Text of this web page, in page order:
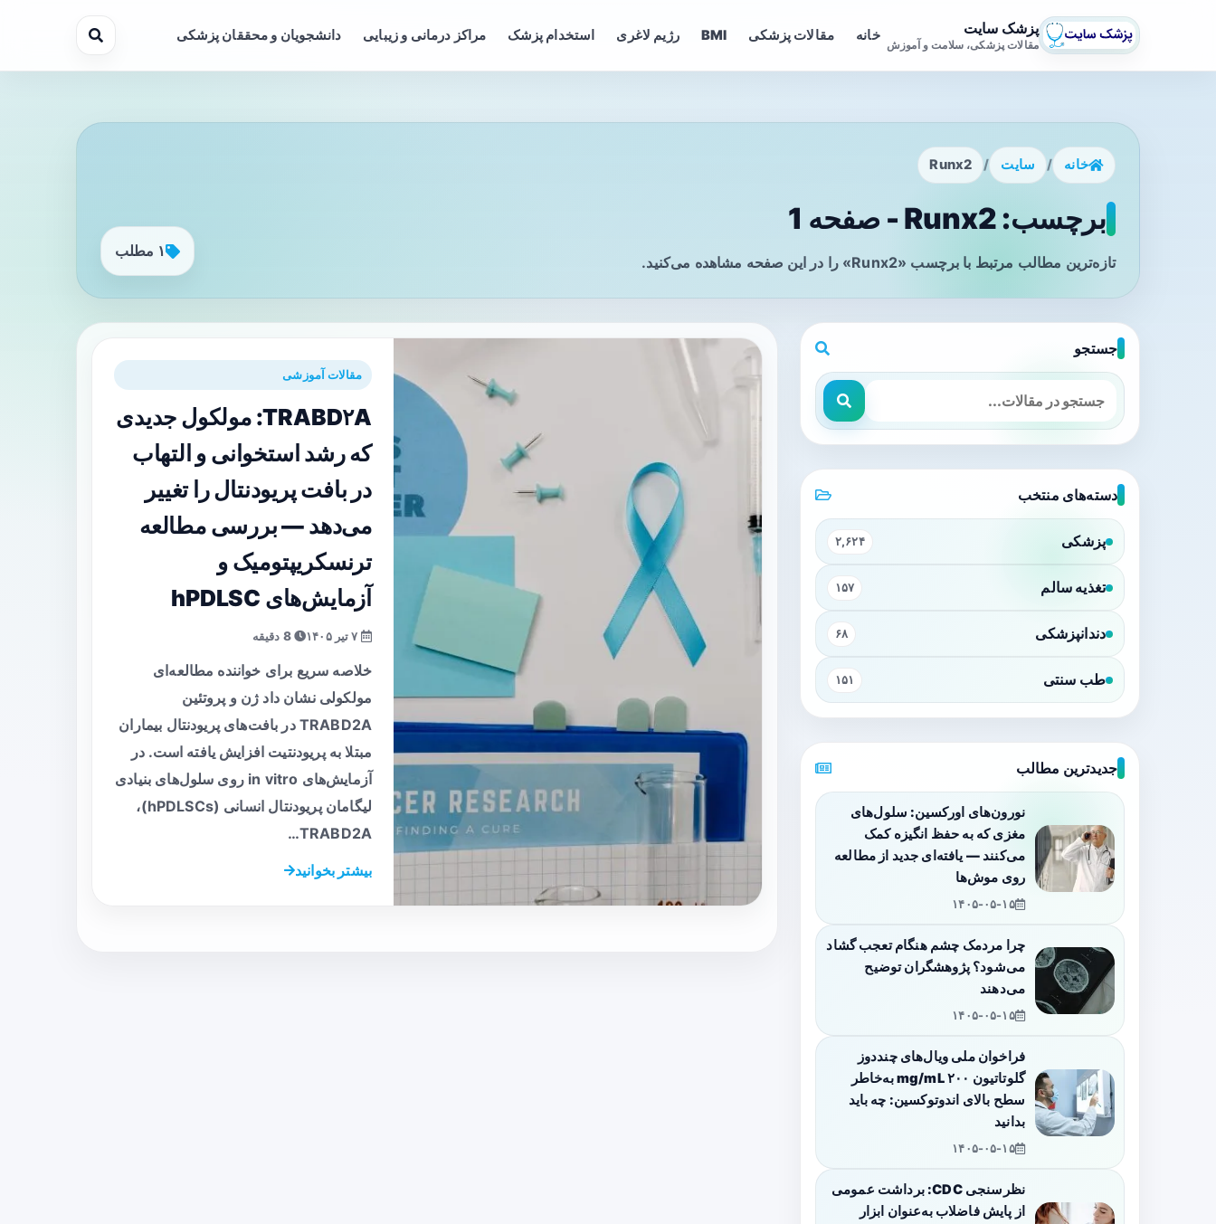
پزشک سایت
مقالات پزشکی، سلامت و آموزش
خانه مقالات پزشکی BMI رژیم لاغری استخدام پزشک مراکز درمانی و زیبایی دانشجویان و محققان پزشکی
خانه / سایت /
Runx2
برچسب: Runx2 - صفحه 1
تازه‌ترین مطالب مرتبط با برچسب «Runx2» را در این صفحه مشاهده می‌کنید.
۱ مطلب
مقالات آموزشی
TRABD۲A: مولکول جدیدی
که رشد استخوانی و التهاب
در بافت پریودنتال را تغییر
می‌دهد — بررسی مطالعه
ترنسکریپتومیک و
آزمایش‌های hPDLSC
8 دقیقه
خلاصه سریع برای خواننده مطالعه‌ای
مولکولی نشان داد ژن و پروتئین
TRABD2A در بافت‌های پریودنتال بیماران
مبتلا به پریودنتیت افزایش یافته است. در
آزمایش‌های in vitro روی سلول‌های بنیادی
لیگامان پریودنتال انسانی (hPDLSCs)،
TRABD2A…
بیشتر بخوانید
جستجو
دسته‌های منتخب
پزشکی ۲,۶۲۴
تغذیه سالم ۱۵۷
دندانپزشکی ۶۸
طب سنتی ۱۵۱
جدیدترین مطالب
نورون‌های اورکسین: سلول‌های
مغزی که به حفظ انگیزه کمک
می‌کنند — یافته‌ای جدید از مطالعه
روی موش‌ها
۱۴۰۵-۰۵-۱۵
چرا مردمک چشم هنگام تعجب گشاد
می‌شود؟ پژوهشگران توضیح
می‌دهند
۱۴۰۵-۰۵-۱۵
فراخوان ملی ویال‌های چنددوز
گلوتاتیون ۲۰۰ mg/mL به‌خاطر
سطح بالای اندوتوکسین: چه باید
بدانید
۱۴۰۵-۰۵-۱۵
نظرسنجی CDC: برداشت عمومی
از پایش فاضلاب به‌عنوان ابزار